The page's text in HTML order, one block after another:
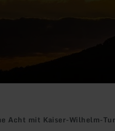
Acht mit Kaiser-Wilhelm-